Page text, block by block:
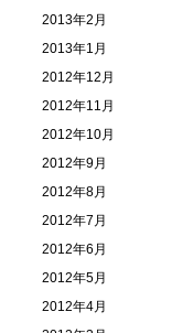
2013年2月
2013年1月
2012年12月
2012年11月
2012年10月
2012年9月
2012年8月
2012年7月
2012年6月
2012年5月
2012年4月